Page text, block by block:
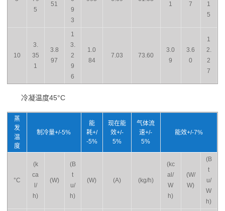
5
51
9
3
1
7
1
5
10
3.
35
1
3.8
97
1
3.
2
9
6
1.0
84
7.03 73.60
3.0
9
3.6
0
1
2.
2
7
冷凝温度45°C
蒸
发
温
度
制冷量+/-5%
能
耗+/
-5%
现在能
效+/-
5%
气体流
速+/-
5%
能效+/-7%
°C
(k
ca
l/
h)
(W)
(B
t
u/
h)
(W) (A) (kg/h)
(kc
al/
W
h)
(W/
W)
(B
t
u/
W
h)